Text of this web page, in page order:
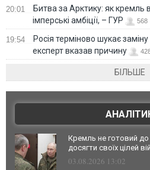
20:01
Битва за Арктику: як кремль
імперські амбіції, – ГУР
568
19:54
Росія терміново шукає
експерт вказав причину
БІЛЬШЕ
Кремль не готовий до
досягти своїх цілей
03.08.2026 13:02